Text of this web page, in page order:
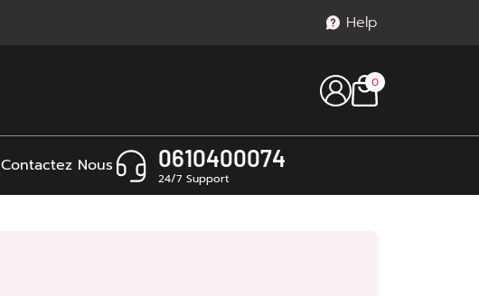
Help
0
Contactez Nous 0610400074
24/7 Support